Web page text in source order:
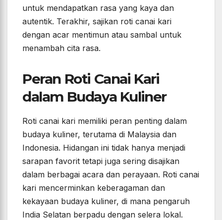
untuk mendapatkan rasa yang kaya dan
autentik. Terakhir, sajikan roti canai kari
dengan acar mentimun atau sambal untuk
menambah cita rasa.
Peran Roti Canai Kari
dalam Budaya Kuliner
Roti canai kari memiliki peran penting dalam
budaya kuliner, terutama di Malaysia dan
Indonesia. Hidangan ini tidak hanya menjadi
sarapan favorit tetapi juga sering disajikan
dalam berbagai acara dan perayaan. Roti canai
kari mencerminkan keberagaman dan
kekayaan budaya kuliner, di mana pengaruh
India Selatan berpadu dengan selera lokal.